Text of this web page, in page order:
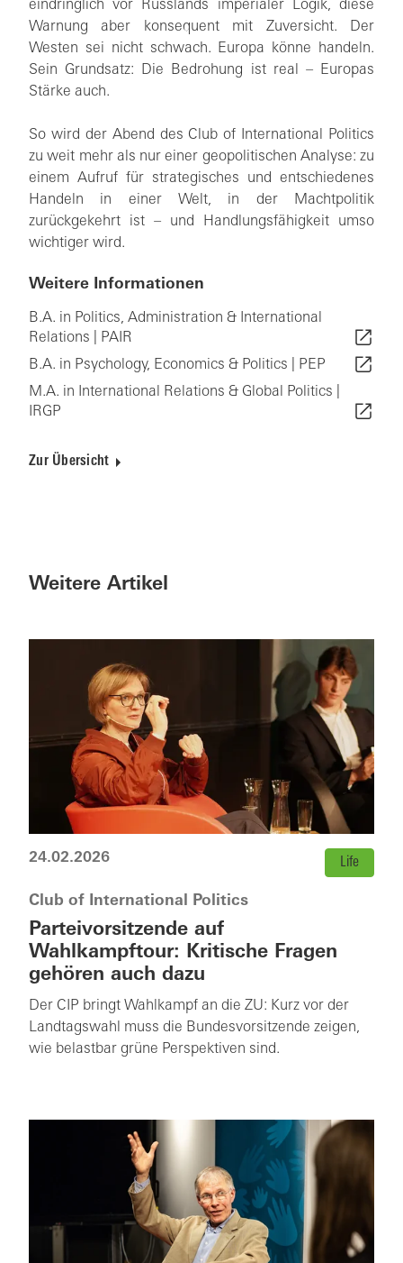
eindringlich vor Russlands imperialer Logik, diese
Warnung aber konsequent mit Zuversicht. Der
Westen sei nicht schwach. Europa könne handeln.
Sein Grundsatz: Die Bedrohung ist real – Europas
Stärke auch.
So wird der Abend des Club of International Politics
zu weit mehr als nur einer geopolitischen Analyse: zu
einem Aufruf für strategisches und entschiedenes
Handeln in einer Welt, in der Machtpolitik
zurückgekehrt ist – und Handlungsfähigkeit umso
wichtiger wird.
Weitere Informationen
B.A. in Politics, Administration & International
Relations | PAIR
B.A. in Psychology, Economics & Politics | PEP
M.A. in International Relations & Global Politics |
IRGP
Zur Übersicht
Weitere Artikel
24.02.2026 Life
Club of International Politics
Parteivorsitzende auf
Wahlkampftour: Kritische Fragen
gehören auch dazu
Der CIP bringt Wahlkampf an die ZU: Kurz vor der
Landtagswahl muss die Bundesvorsitzende zeigen,
wie belastbar grüne Perspektiven sind.